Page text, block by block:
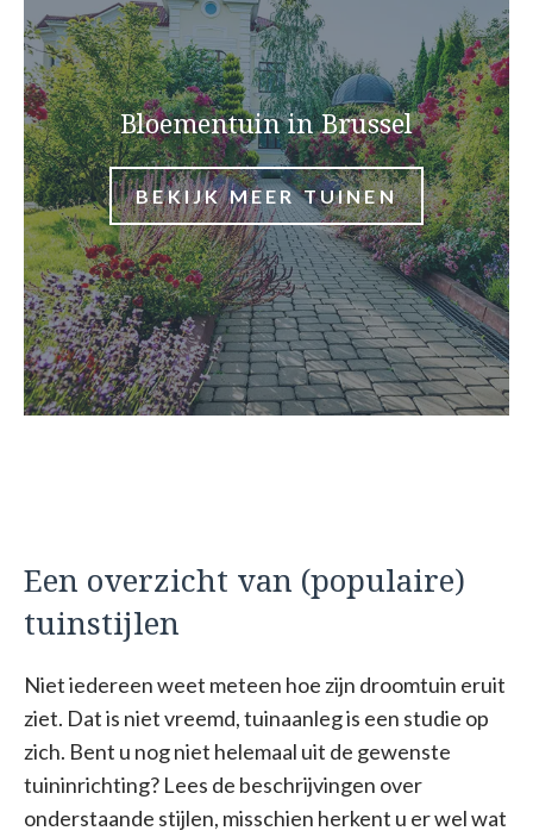
Bloementuin in Brussel
BEKIJK MEER TUINEN
Een overzicht van (populaire)
tuinstijlen
Niet iedereen weet meteen hoe zijn droomtuin eruit
ziet. Dat is niet vreemd, tuinaanleg is een studie op
zich. Bent u nog niet helemaal uit de gewenste
tuininrichting? Lees de beschrijvingen over
onderstaande stijlen, misschien herkent u er wel wat